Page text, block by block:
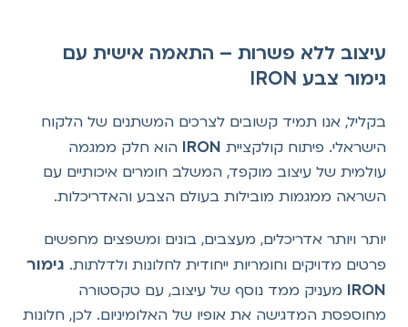
עיצוב ללא פשרות – התאמה אישית עם
גימור צבע IRON
בקליל, אנו תמיד קשובים לצרכים המשתנים של הלקוח
הישראלי. פיתוח קולקצייתIRONהוא חלק ממגמה
עולמית של עיצוב מוקפד, המשלב חומרים איכותיים עם
השראה ממגמות מובילות בעולם הצבע והאדריכלות.
יותר ויותר אדריכלים, מעצבים, בונים ומשפצים מחפשים
פרטים מדויקים וחומריות ייחודית לחלונות ולדלתות.גימור
IRONמעניק ממד נוסף של עיצוב, עם טקסטורה
מחוספסת המדגישה את אופיו של האלומיניום. לכן, חלונות